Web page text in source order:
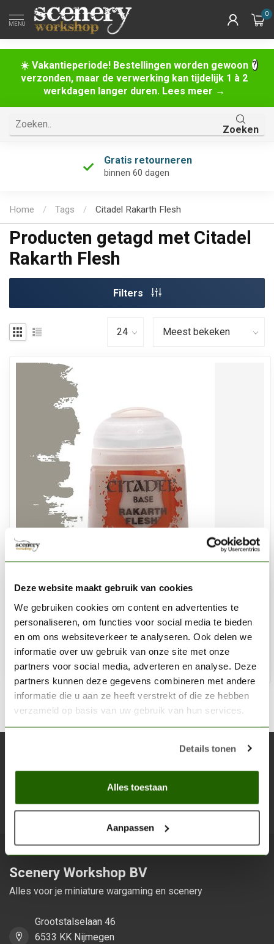
Deze website maakt gebruik van cookies
We gebruiken cookies om content en advertenties te
personaliseren, om functies voor social media te bieden
en om ons websiteverkeer te analyseren. Ook delen we
informatie over uw gebruik van onze site met onze
partners voor social media, adverteren en analyse. Deze
partners kunnen deze gegevens combineren met andere
informatie die u aan ze heeft verstrekt of die ze hebben
verzameld op basis van uw gebruik van hun services.
Details tonen
Alles toestaan
Aanpassen
☀️ Vakantieperiode! Bestellingen worden gewoon
verzonden, maar de verwerking kan tijdelijk 1 à 2
werkdagen langer duren. Lees meer →
MENU
0
Zoeken
Gratis retourneren
binnen 60 dagen
Home / Tags / Citadel Rakarth Flesh
Producten getagd met Citadel
Rakarth Flesh
Filters
Rakarth Flesh - Base Paint - 12ml - 21-27
€3,60
Niet op voorraad
Blijf op de hoogte over onze laatste acties
Scenery Workshop BV
Alles voor je miniature wargaming en scenery
Grootstalselaan 46
6533 KK Nijmegen